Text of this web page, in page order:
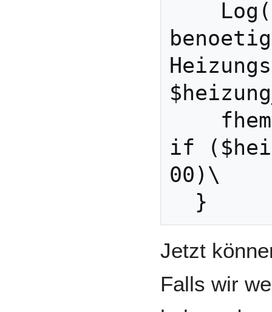
if
00)\
Jetzt
Falls wir